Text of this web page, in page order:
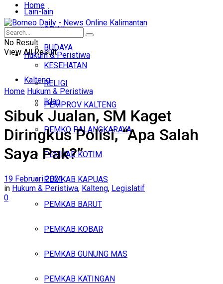
Lain-lain
OPINI
BUDAYA
KESEHATAN
RELIGI
Iklan
Minggu, Agustus 9, 2026
Home
Headline
Hukum & Peristiwa
Kalteng
PEMPROV KALTENG
PEMKO PALANGKARAYA
PEMKAB KOTIM
PEMKAB KAPUAS
PEMKAB BARUT
PEMKAB KOBAR
PEMKAB GUNUNG MAS
PEMKAB KATINGAN
No Result
View All Result
Home Hukum & Peristiwa
Sibuk Jualan, SM Kaget
Diringkus Polisi, “Apa Salah
Saya Pak?”
19 Februari 2021
in Hukum & Peristiwa, Kalteng, Legislatif
0